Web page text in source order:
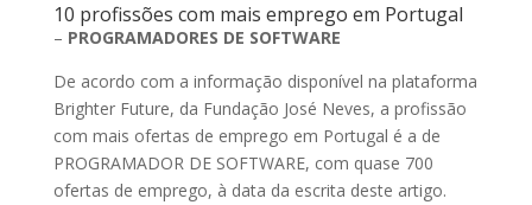
10 profissões com mais emprego em Portugal
– PROGRAMADORES DE SOFTWARE
De acordo com a informação disponível na plataforma
Brighter Future, da Fundação José Neves, a profissão
com mais ofertas de emprego em Portugal é a de
PROGRAMADOR DE SOFTWARE, com quase 700
ofertas de emprego, à data da escrita deste artigo.